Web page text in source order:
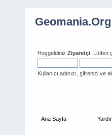
Hoşgeldiniz Ziyaretçi . Lütfen
Kullanıcı adınızı, şifrenizi ve
Ana Sayfa